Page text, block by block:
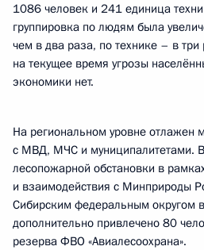
1086 человек и 241 единица
группировка по людям была
чем в два раза, по технике – в
на текущее время угрозы
экономики нет.
На региональном уровне отлажен
с МВД, МЧС и муниципалитетами.
лесопожарной обстановки в
и взаимодействия с Минприроды
Сибирским федеральным округом
дополнительно привлечено 80
резерва ФВО «Авиалесоохрана».